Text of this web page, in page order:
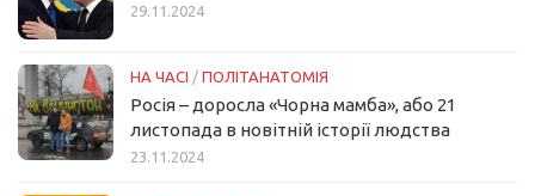
29.11.2024
НА ЧАСІ / ПОЛІТАНАТОМІЯ
Росія – доросла «Чорна мамба», або 21
листопада в новітній історії людства
23.11.2024